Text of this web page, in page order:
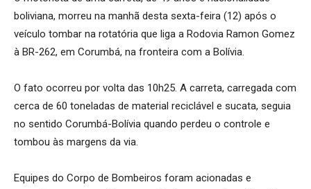
boliviana, morreu na manhã desta sexta-feira (12) após o
veículo tombar na rotatória que liga a Rodovia Ramon Gomez
à BR-262, em Corumbá, na fronteira com a Bolívia.
O fato ocorreu por volta das 10h25. A carreta, carregada com
cerca de 60 toneladas de material reciclável e sucata, seguia
no sentido Corumbá-Bolívia quando perdeu o controle e
tombou às margens da via.
Equipes do Corpo de Bombeiros foram acionadas e